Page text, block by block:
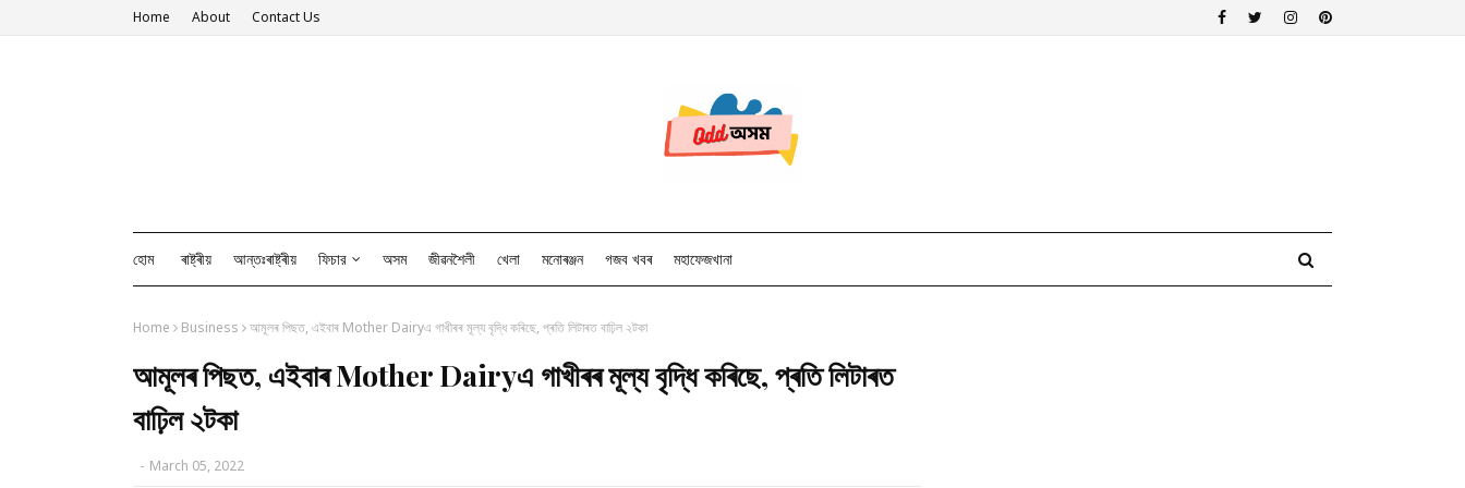
Home About Contact Us
হোম ৰাষ্ট্ৰীয় আন্তঃৰাষ্ট্ৰীয় ফিচার অসম জীৱনশৈলী খেলা মনোৰঞ্জন গজব খবৰ মহাফেজখানা
Home Business আমূলৰ পিছত, এইবাৰ Mother Dairyএ গাখীৰৰ মূল্য বৃদ্ধি কৰিছে, প্ৰতি লিটাৰত বাঢ়িল ২টকা
আমূলৰ পিছত, এইবাৰ Mother Dairyএ গাখীৰৰ মূল্য বৃদ্ধি কৰিছে, প্ৰতি লিটাৰত
বাঢ়িল ২টকা
- March 05, 2022